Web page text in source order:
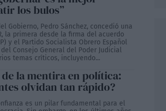
los bulos”
Gobierno, Pedro Sánchez, concedió una
la primera desde la firma del acuerdo
y el Partido Socialista Obrero Español
Consejo General del Poder Judicial
temas críticos, incluyendo...
la mentira en política:
olvidan tan rápido?
es un pilar fundamental para el